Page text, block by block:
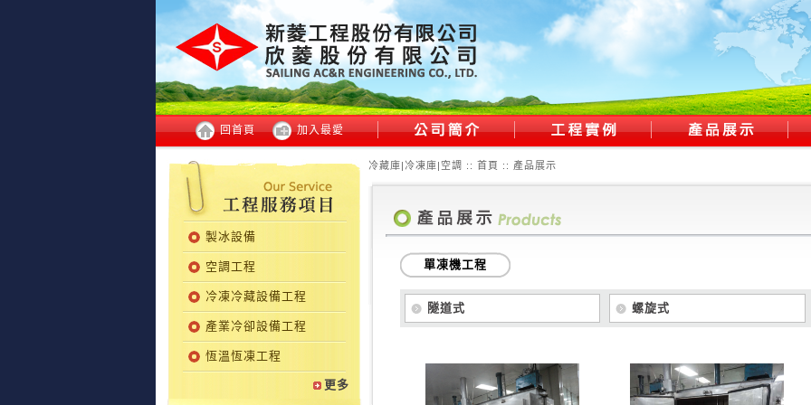
回首頁 加入最愛
製冰設備
空調工程
冷凍冷藏設備工程
產業冷卻設備工程
恆溫恆凍工程
更多
冷藏庫|冷凍庫|空調 :: 首頁 :: 產品展示
單凍機工程
隧道式 螺旋式